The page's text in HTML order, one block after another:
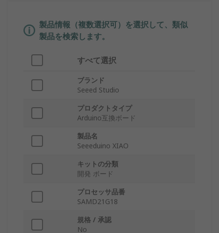
製品情報（複数選択可）を選択して、類似
製品を検索します。
すべて選択
ブランド
Seeed Studio
プロダクトタイプ
Arduino互換ボード
製品名
Seeeduino XIAO
キットの分類
開発 ボード
プロセッサ品番
SAMD21G18
規格 / 承認
No